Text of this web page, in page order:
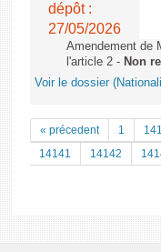
dépôt :
27/05/2026
Amendement de
l'article 2 - Non
Voir le dossier
« précedent 1
14141
14142